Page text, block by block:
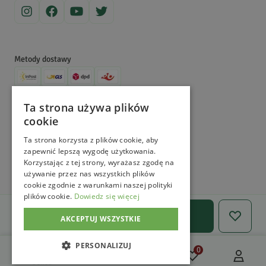
Ilość
Dodaj do koszyka
MagicznyOgród
e-commerce platform by
Metody dostawy
0
Ta strona używa plików
cookie
Ta strona korzysta z plików cookie, aby
zapewnić lepszą wygodę użytkowania.
Korzystając z tej strony, wyrażasz zgodę na
używanie przez nas wszystkich plików
cookie zgodnie z warunkami naszej polityki
plików cookie. Dowiedz się więcej
AKCEPTUJ WSZYSTKIE
PERSONALIZUJ